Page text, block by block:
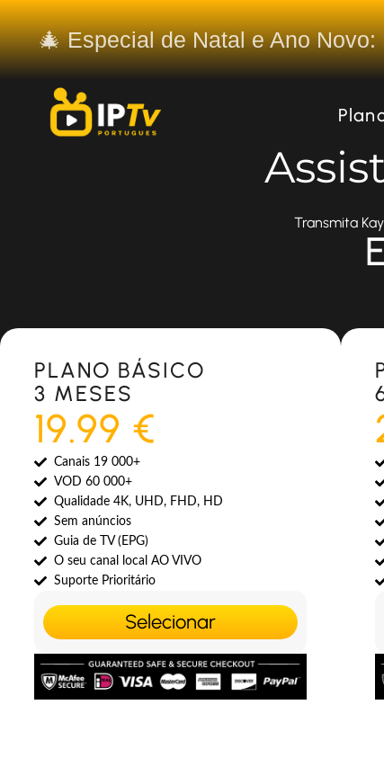
🎄 Especial de Natal e Ano
Transmita
Most Popular
PLANO BÁSICO
3 MESES
19.99 €
Canais 19 000+
VOD 60 000+
Qualidade 4K, UHD, FHD, HD
Sem anúncios
Guia de TV (EPG)
O seu canal local AO VIVO
Suporte Prioritário
Selecionar